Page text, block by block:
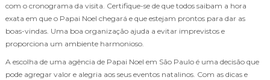
com o cronograma da visita. Certifique-se de que todos saibam a hora
exata em que o Papai Noel chegará e que estejam prontos para dar as
boas-vindas. Uma boa organização ajuda a evitar imprevistos e
proporciona um ambiente harmonioso.
A escolha de uma agência de Papai Noel em São Paulo é uma decisão que
pode agregar valor e alegria aos seus eventos natalinos. Com as dicas e